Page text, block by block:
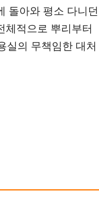
돌아와 평소 다니던
체적으로 뿌리부터
실의 무책임한 대처